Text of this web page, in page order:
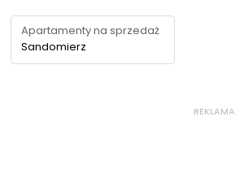
Apartamenty na sprzedaż
Sandomierz
REKLAMA